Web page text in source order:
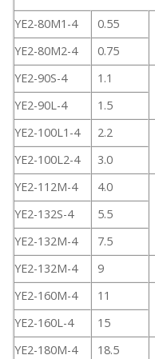
YE2-80M1-4
0.55
YE2-80M2-4
0.75
YE2-90S-4
1.1
YE2-90L-4
1.5
YE2-100L1-4
2.2
YE2-100L2-4
3.0
YE2-112M-4
4.0
YE2-132S-4
5.5
YE2-132M-4
7.5
YE2-132M-4
9
YE2-160M-4
11
YE2-160L-4
15
YE2-180M-4
18.5